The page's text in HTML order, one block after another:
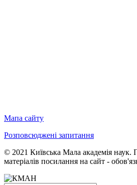
Мапа сайту
Розповсюджені запитання
© 2021 Київська Мала академія наук.
матеріалів посилання на сайт -